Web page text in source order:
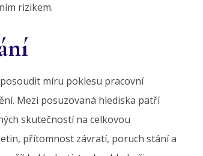
rizikem.
míru poklesu pracovní
Mezi posuzovaná hlediska patří
skutečností na celkovou
přítomnost závratí, poruch stání a